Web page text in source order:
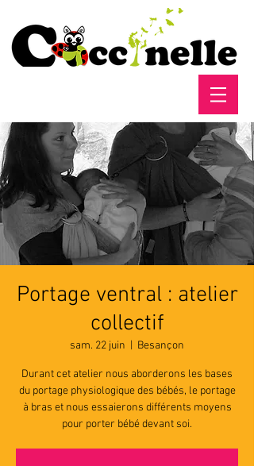
Portage ventral : atelier
collectif
sam. 22 juin Besançon
Durant cet atelier nous aborderons les bases
du portage physiologique des bébés, le portage
à bras et nous essaierons différents moyens
pour porter bébé devant soi.